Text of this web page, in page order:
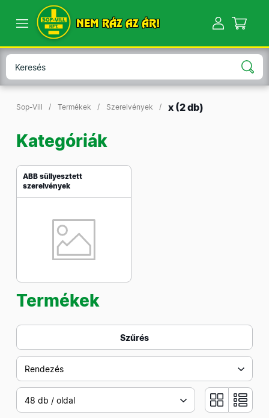
NEM RÁZ AZ ÁR!
Sop-Vill Termékek Szerelvények x (2 db)
Kategóriák
ABB süllyesztett
szerelvények
Termékek
Szűrés
Rendezés
48 db / oldal